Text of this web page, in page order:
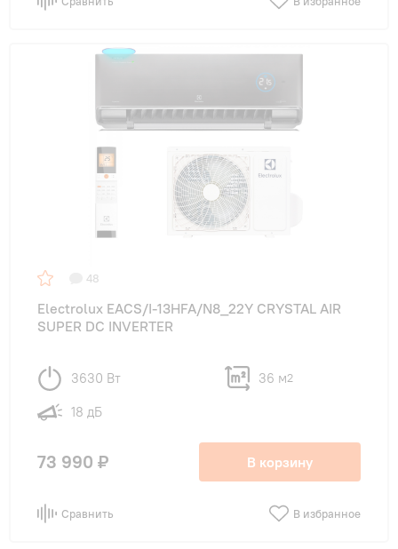
48
Electrolux EACS/I-13HFA/N8_22Y CRYSTAL AIR
SUPER DC INVERTER
3630 Вт 36 м2
18 дБ
73 990 ₽ В корзину
Сравнить В избранное